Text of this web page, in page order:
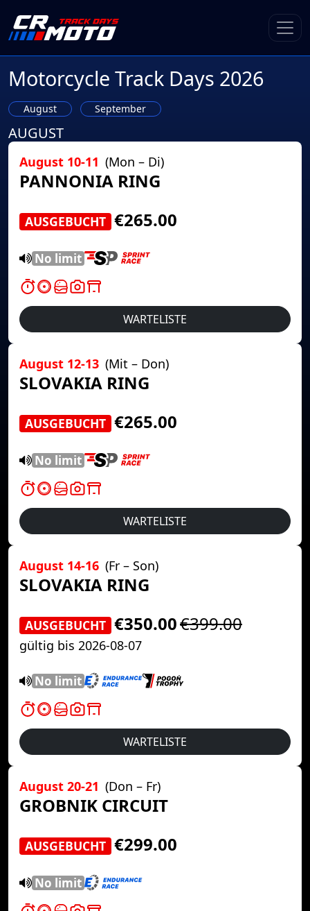
Motorcycle Track Days 2026
August September
AUGUST
August 10-11 (Mon – Di)
PANNONIA RING
AUSGEBUCHT €265.00
No limit
WARTELISTE
August 12-13 (Mit – Don)
SLOVAKIA RING
AUSGEBUCHT €265.00
No limit
WARTELISTE
August 14-16 (Fr – Son)
SLOVAKIA RING
AUSGEBUCHT €350.00€399.00
gültig bis 2026-08-07
No limit
WARTELISTE
August 20-21 (Don – Fr)
GROBNIK CIRCUIT
AUSGEBUCHT €299.00
No limit